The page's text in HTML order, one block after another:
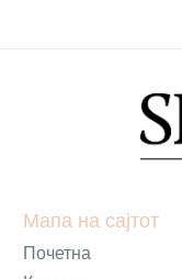
Мапа на сајтот
Почетна